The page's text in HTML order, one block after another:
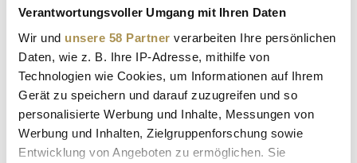
Verantwortungsvoller Umgang mit Ihren Daten
Wir und unsere 58 Partner verarbeiten Ihre persönlichen
Daten, wie z. B. Ihre IP-Adresse, mithilfe von
Technologien wie Cookies, um Informationen auf Ihrem
Gerät zu speichern und darauf zuzugreifen und so
personalisierte Werbung und Inhalte, Messungen von
Werbung und Inhalten, Zielgruppenforschung sowie
Entwicklung von Angeboten zu ermöglichen. Sie